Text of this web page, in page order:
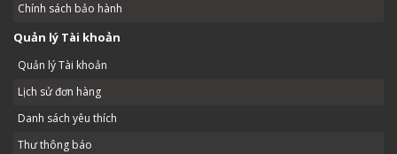
Chính sách bảo hành
Quản lý Tài khoản
Quản lý Tài khoản
Lịch sử đơn hàng
Danh sách yêu thích
Thư thông báo